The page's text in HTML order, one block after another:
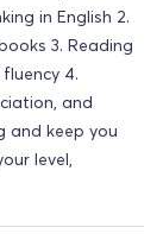
in English 2.
3. Reading
4.
and
and keep you
level,